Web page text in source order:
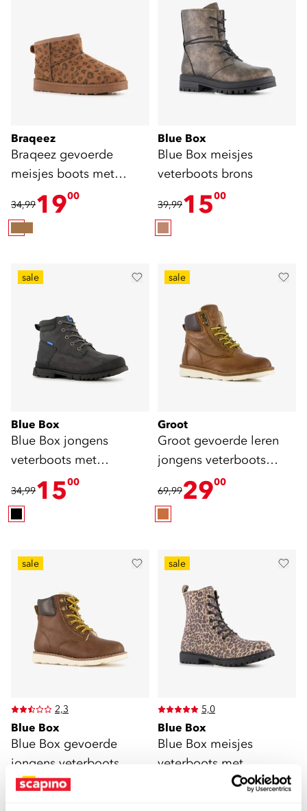
Braqeez
Braqeez gevoerde
meisjes boots met
panterprint bruin
34,991900
Blue Box
Blue Box meisjes
veterboots brons
39,991500
sale
Blue Box
Blue Box jongens
veterboots met
camouflage zwart
34,991500
sale
Groot
Groot gevoerde leren
jongens veterboots
cognac
69,992900
sale
2,3
Blue Box
Blue Box gevoerde
jongens veterboots
cognac bruin
34,9915
sale
5,0
Blue Box
Blue Box meisjes
veterboots met
panterprint bruin